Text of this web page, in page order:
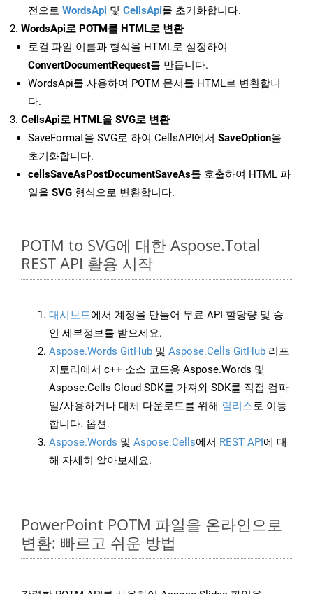
전으로 WordsApi 및 CellsApi를 초기화합니다.
WordsApi로 POTM를 HTML로 변환
로컬 파일 이름과 형식을 HTML로 설정하여
ConvertDocumentRequest를 만듭니다.
WordsApi를 사용하여 POTM 문서를 HTML로 변환합니
다.
CellsApi로 HTML을 SVG로 변환
SaveFormat을 SVG로 하여 CellsAPI에서 SaveOption을
초기화합니다.
cellsSaveAsPostDocumentSaveAs를 호출하여 HTML 파
일을 SVG 형식으로 변환합니다.
POTM to SVG에 대한 Aspose.Total
REST API 활용 시작
대시보드에서 계정을 만들어 무료 API 할당량 및 승
인 세부정보를 받으세요.
Aspose.Words GitHub 및 Aspose.Cells GitHub 리포
지토리에서 c++ 소스 코드용 Aspose.Words 및
Aspose.Cells Cloud SDK를 가져와 SDK를 직접 컴파
일/사용하거나 대체 다운로드를 위해 릴리스로 이동
합니다. 옵션.
Aspose.Words 및 Aspose.Cells에서 REST API에 대
해 자세히 알아보세요.
PowerPoint POTM 파일을 온라인으로
변환: 빠르고 쉬운 방법